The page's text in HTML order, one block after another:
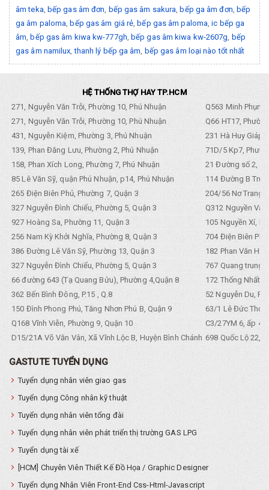
âm teka bếp gas âm đơn bếp gas âm sakura ,bếp ga âm đơn bếp
ga âm paloma ,bếp gas âm giá rẻ ,bếp gas âm paloma ,ic bếp ga
âm ,bếp gas âm kiwa kw-777gh ,bếp gas âm kiwa kw-2607g bếp
gas âm namilux ,thanh lý bếp ga âm bếp gas âm loại nào tốt nhất
HỆ THỐNG THỢ HAY TP.HCM
271, Nguyễn Văn Trỗi, Phường 10, Phú Nhuận
Q563 Minh
271, Nguyễn Văn Trỗi, Phường 10, Phú Nhuận
Q66 HT17,
431, Nguyễn Kiệm, Phường 3, Phú Nhuận
231 Hà Huy Giáp,
139, Phan Đăng Lưu, Phường 2, Phú Nhuận
71D/5 Kp7,
158, Phan Xích Long, Phường 7, Phú Nhuận
21 Đường số 2,
85 Lê Văn Sỹ, quận Phú Nhuận, p14, Phú Nhuận
114 Đường B
265 Điện Biên Phủ, Phường 7, Quận 3
204/56 Nơ Trang
327 Nguyễn Đình Chiểu, Phường 5, Quận 3
Q312 Nguyền
927 Hoàng Sa, Phường 11, Quận 3
105 Nguyền Xí,
256 Nam Kỳ Khởi Nghĩa, Phường 8, Quận 3
704 Điện Biên
386 Đường Lê Văn Sỹ, Phường 13, Quận 3
182 Phan Văn
327 Nguyễn Đình Chiểu, Phường 5, Quận 3
767 Quang trung,
66 đường 643 (Tạ Quang Bửu), Phường 4,Quận 8
172 Thống Nhất.
362 Bến Bình Đông, P.15 , Q.8
52 Nguyễn Du,
150 Đình Phong Phú, Tăng Nhơn Phú B, Quận 9
63/1 Lê Đức Thọ,
Q168 Vĩnh Viễn, Phường 9, Quận 10
C3/27YM 6, ấp 4,
D15/21A Võ Văn Vân, Xã Vĩnh Lộc B, Huyện Bình Chánh 698 Quốc Lộ 22,
GASTUTE TUYỂN DỤNG
Tuyển dụng nhân viên giao gas
Tuyển dụng Công nhân kỹ thuật
Tuyển dụng nhân viên tổng đài
Tuyển dụng nhân viên phát triển thị trường GAS LPG
Tuyển dụng tài xế
[HCM] Chuyên Viên Thiết Kế Đồ Họa / Graphic Designer
Tuyển dụng Nhân Viên Front-End Css-Html-Javascript